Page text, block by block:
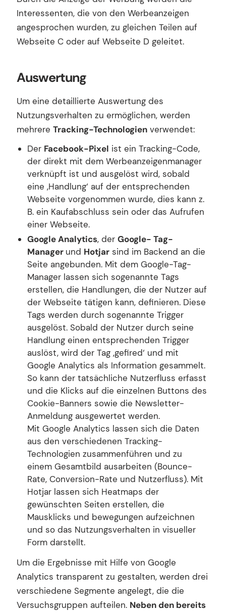
Interessenten, die von den Werbeanzeigen
angesprochen wurden, zu gleichen Teilen auf
Webseite C oder auf Webseite D geleitet.
Auswertung
Um eine detaillierte Auswertung des
Nutzungsverhalten zu ermöglichen, werden
mehrere Tracking-Technologien verwendet:
Der Facebook-Pixel ist ein Tracking-Code,
der direkt mit dem Werbeanzeigenmanager
verknüpft ist und ausgelöst wird, sobald
eine ‚Handlung‘ auf der entsprechenden
Webseite vorgenommen wurde, dies kann z.
B. ein Kaufabschluss sein oder das Aufrufen
einer Webseite.
Google Analytics, derGoogle- Tag-
Manager und Hotjar sind im Backend an die
Seite angebunden. Mit dem Google-Tag-
Manager lassen sich sogenannte Tags
erstellen, die Handlungen, die der Nutzer auf
der Webseite tätigen kann, definieren. Diese
Tags werden durch sogenannte Trigger
ausgelöst. Sobald der Nutzer durch seine
Handlung einen entsprechenden Trigger
auslöst, wird der Tag ‚gefired‘ und mit
Google Analytics als Information gesammelt.
So kann der tatsächliche Nutzerfluss erfasst
und die Klicks auf die einzelnen Buttons des
Cookie-Banners sowie die Newsletter-
Anmeldung ausgewertet werden.
Mit Google Analytics lassen sich die Daten
aus den verschiedenen Tracking-
Technologien zusammenführen und zu
einem Gesamtbild ausarbeiten (Bounce-
Rate, Conversion-Rate und Nutzerfluss). Mit
Hotjar lassen sich Heatmaps der
gewünschten Seiten erstellen, die
Mausklicks und bewegungen aufzeichnen
und so das Nutzungsverhalten in visueller
Form darstellt.
Um die Ergebnisse mit Hilfe von Google
Analytics transparent zu gestalten, werden drei
verschiedene Segmente angelegt, die die
Versuchsgruppen aufteilen. Neben den bereits